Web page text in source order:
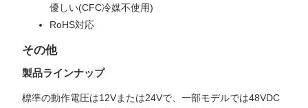
優しい(CFC冷媒不使用)
RoHS対応
その他
製品ラインナップ
標準の動作電圧は12Vまたは24Vで、一部モデルでは48VDC